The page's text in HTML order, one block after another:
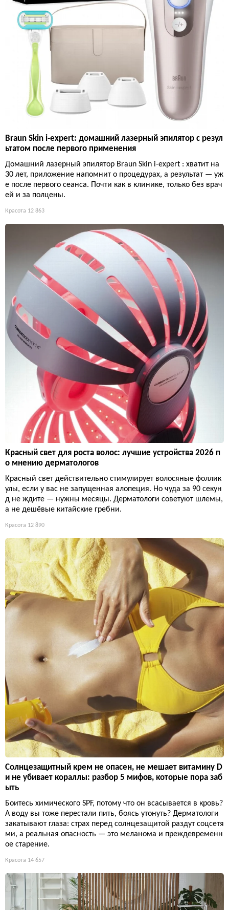
Braun Skin i-expert: домашний лазерный эпилятор с резул
ьтатом после первого применения
Домашний лазерный эпилятор Braun Skin i-expert : хватит на
30 лет, приложение напомнит о процедурах, а результат — уж
е после первого сеанса. Почти как в клинике, только без врач
ей и за полцены.
Красота 12 863
Красный свет для роста волос: лучшие устройства 2026 п
о мнению дерматологов
Красный свет действительно стимулирует волосяные фоллик
улы, если у вас не запущенная алопеция. Но чуда за 90 секун
д не ждите — нужны месяцы. Дерматологи советуют шлемы,
а не дешёвые китайские гребни.
Красота 12 890
Солнцезащитный крем не опасен, не мешает витамину D
и не убивает кораллы: разбор 5 мифов, которые пора заб
ыть
Боитесь химического SPF, потому что он всасывается в кровь?
А воду вы тоже перестали пить, боясь утонуть? Дерматологи
закатывают глаза: страх перед солнцезащитой раздут соцсетя
ми, а реальная опасность — это меланома и преждевременн
ое старение.
Красота 14 657